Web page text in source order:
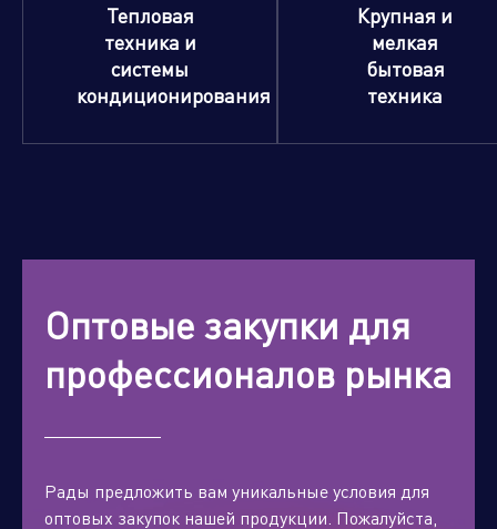
Тепловая
техника и
системы
кондиционирования
Крупная и
мелкая
бытовая
техника
Оптовые закупки для
профессионалов рынка
Рады предложить вам уникальные условия для
оптовых закупок нашей продукции. Пожалуйста,